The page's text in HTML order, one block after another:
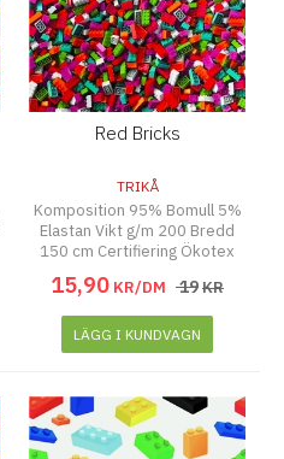
Red Bricks
TRIKÅ
Komposition 95% Bomull 5%
Elastan Vikt g/m 200 Bredd
150 cm Certifiering Ökotex
15,90 KR/DM 19KR
LÄGG I KUNDVAGN